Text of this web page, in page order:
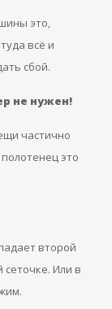
это,
всё и
сбой.
не нужен!
частично
это
второй
сеточке. Или в